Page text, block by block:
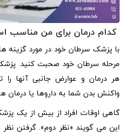
کدام درمان برای من مناسب
با پزشک سرطان خود در مورد گزینه
مرحله سرطان خود صحبت کنید.
هر درمان و عوارض جانبی آنها
واکنش بدن شما به داروها یا درمان
گاهی اوقات افراد از بیش از یک
این می گویند «نظر دوم». گرفتن